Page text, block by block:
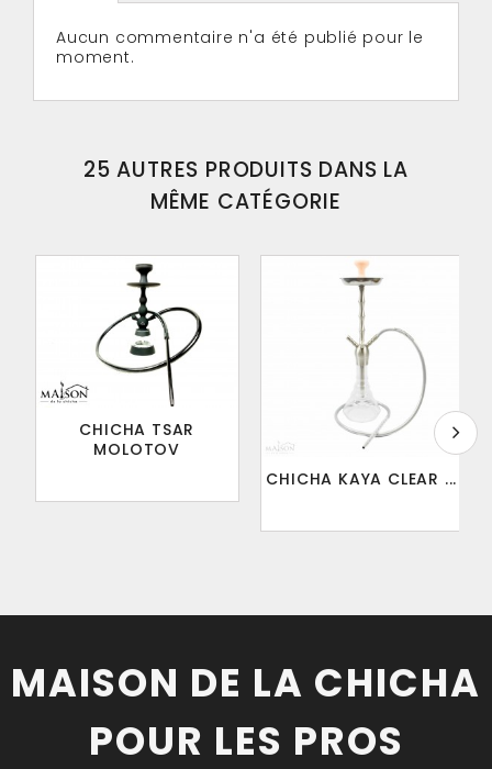
Aucun commentaire n'a été publié pour le
moment.
25 AUTRES PRODUITS DANS LA
MÊME CATÉGORIE
CHICHA TSAR
MOLOTOV
CHICHA KAYA CLEAR ...
MAISON DE LA CHICHA
POUR LES PROS